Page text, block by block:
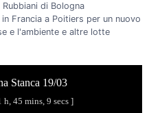
di Bologna
Francia a Poitiers per un nuovo
e l'ambiente e altre lotte